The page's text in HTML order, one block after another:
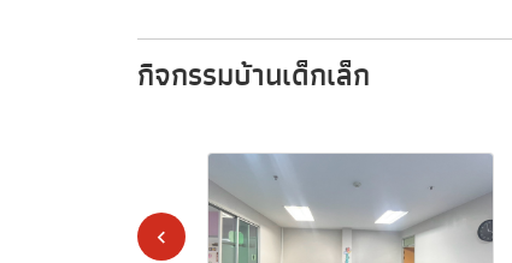
กิจกรรมบ้านเด็กเล็ก